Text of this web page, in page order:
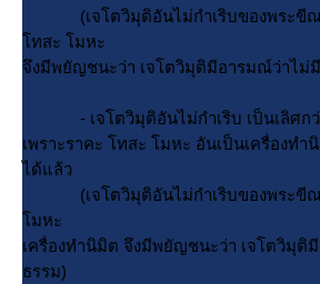
(เจโตวิมุติอันไม่กำเริบของพระขีณา
ทสะ โมหะ
จึงมีพยัญชนะว่า เจโตวิมุติมีอารมณ์ว่าไม่มี
- เจโตวิมุติอันไม่กำเริบ เป็นเลิศกว่
เพราะราคะ โทสะ โมหะ อันเป็นเครื่องท
ได้แล้ว
(เจโตวิมุติอันไม่กำเริบของพระขีณ
มหะ
เครื่องทำนิมิต จึงมีพยัญชนะว่า เจโตวิมุ
ธรรม)